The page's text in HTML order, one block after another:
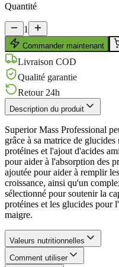
Quantité
1
Commander maintenant
Livraison COD
Qualité garantie
Retour 24h
Description du produit
Superior Mass Professional
grâce à sa matrice de
protéines et l'ajout d'acides
pour aider à l'absorption des
ajoutée pour aider à remplir
croissance, ainsi qu'un
sélectionné pour soutenir la
protéines et les glucides pour
maigre.
Valeurs nutritionnelles
Comment utiliser